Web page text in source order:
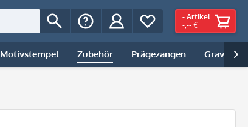
- Artikel
-,-- €
Motivstempel Zubehör Prägezangen Gravur |
